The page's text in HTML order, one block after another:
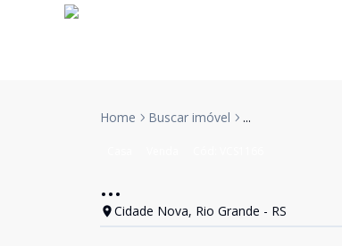
Home Buscar imóvel ...
...
Cidade Nova, Rio Grande - RS